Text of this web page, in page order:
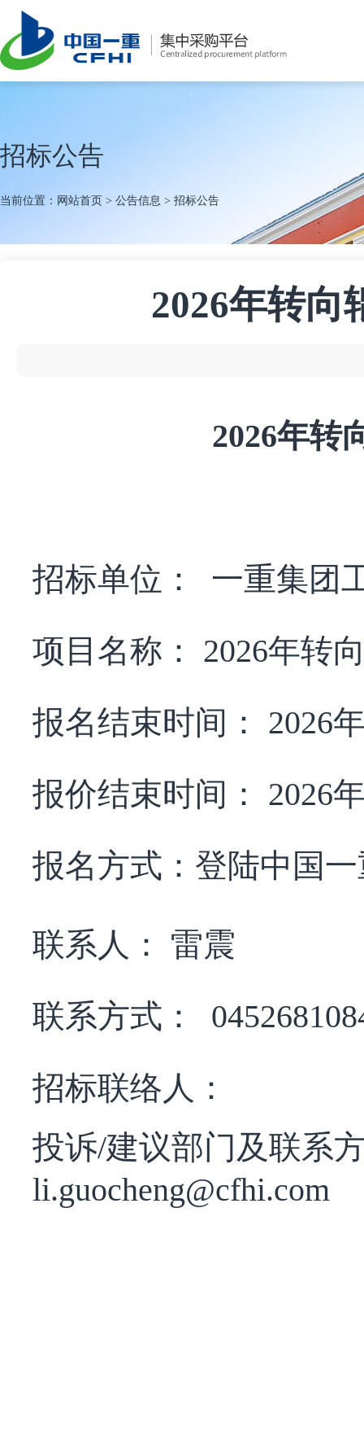
招标公告
当前位置： 网站首页 > 公告信息 > 招标公告
2026年转向
2026年转
招标单位：
一重集团
项目名称：
2026年转
报名结束时间：
2026
报价结束时间：
2026
报名方式： 登陆中国
联系人：
雷震
联系方式：
招标联络人：
投诉/建议部门及联系
li.guocheng@cfhi.com